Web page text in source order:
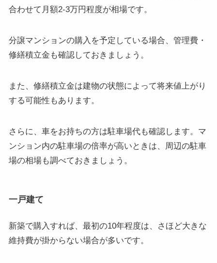
合わせて月額2-3万円程度が相場です。
分譲マンションの購入を予定している場合、管理費・
修繕積立金も確認しておきましょう。
また、修繕積立金は建物の状態によって将来値上がり
する可能性もあります。
さらに、車をお持ちの方は駐車場代も確認します。マ
ンション内の駐車場の倍率が高いときは、周辺の駐車
場の相場も調べておきましょう。
一戸建て
新築で購入すれば、最初の10年程度は、さほど大きな
維持費が掛からない場合が多いです。